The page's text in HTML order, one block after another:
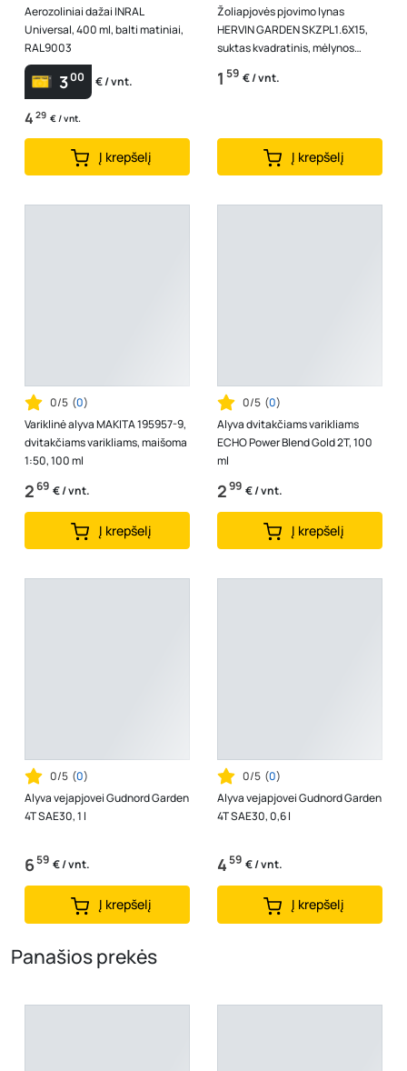
Aerozoliniai dažai INRAL
Universal, 400 ml, balti matiniai,
RAL9003
300 € / vnt.
4 29 € / vnt.
Į krepšelį
Žoliapjovės pjovimo lynas
HERVIN GARDEN SKZPL1.6X15,
suktas kvadratinis, mėlynos
spalvos, skersmuo 1,6 mm, 15 m
1 59 € / vnt.
Į krepšelį
0/5 (0)
Variklinė alyva MAKITA 195957-9,
dvitakčiams varikliams, maišoma
1:50, 100 ml
269 € / vnt.
Į krepšelį
0/5 (0)
Alyva dvitakčiams varikliams
ECHO Power Blend Gold 2T, 100
ml
299 € / vnt.
Į krepšelį
0/5 (0)
Alyva vejapjovei Gudnord Garden
4T SAE30, 1 l
659 € / vnt.
Į krepšelį
0/5 (0)
Alyva vejapjovei Gudnord Garden
4T SAE30, 0,6 l
459 € / vnt.
Į krepšelį
Panašios prekės